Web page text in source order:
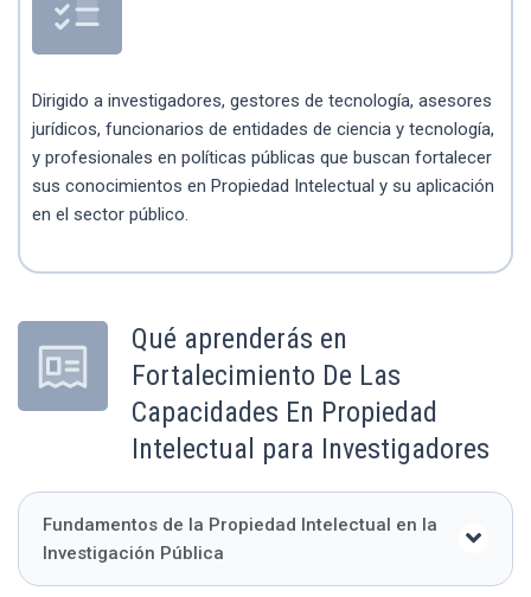
Dirigido a investigadores, gestores de tecnología, asesores
jurídicos, funcionarios de entidades de ciencia y tecnología,
y profesionales en políticas públicas que buscan fortalecer
sus conocimientos en Propiedad Intelectual y su aplicación
en el sector público.
Qué aprenderás en
Fortalecimiento De Las
Capacidades En Propiedad
Intelectual para Investigadores
Fundamentos de la Propiedad Intelectual en la
Investigación Pública